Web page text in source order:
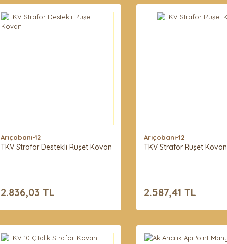
Arıçobanı-12
TKV Strafor Destekli Ruşet Kovan
2.836,03 TL
Arıçobanı-12
TKV Strafor Ruşet Kovan
2.587,41 TL